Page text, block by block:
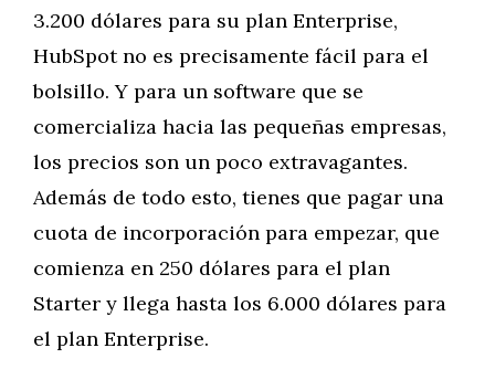
3.200 dólares para su plan Enterprise,
HubSpot no es precisamente fácil para el
bolsillo. Y para un software que se
comercializa hacia las pequeñas empresas,
los precios son un poco extravagantes.
Además de todo esto, tienes que pagar una
cuota de incorporación para empezar, que
comienza en 250 dólares para el plan
Starter y llega hasta los 6.000 dólares para
el plan Enterprise.